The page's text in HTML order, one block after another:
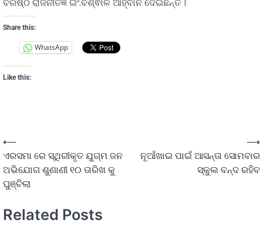
Share this:
WhatsApp
Like this:
⟵
ଏରସମା ରେ ସ୍ଥିରୀକୃତ ଯୁଗ୍ମ ଜନ
ଅଭିଯୋଗ ଶୁଣାଣୀ ୧୦ ତାରିଖ କୁ
ଘୁଞ୍ଚିଲା
ନୂଆଁଖାଇ ପାଇଁ ଆସନ୍ତା ସୋମବାର
ସ୍କୁଲ ବନ୍ଦ ରହିବ
⟶
Related Posts